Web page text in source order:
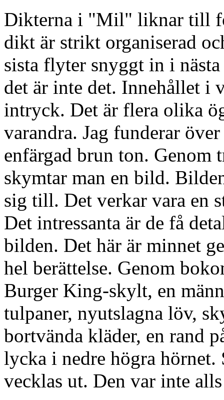
Dikterna i "Mil" liknar till
dikt är strikt organiserad
sista flyter snyggt in i
det är inte det. Innehållet i
intryck. Det är flera olika
varandra. Jag funderar
enfärgad brun ton. Genom
skymtar man en bild.
sig till. Det verkar vara en
Det intressanta är de få
bilden. Det här är minnet
hel berättelse. Genom
Burger King-skylt, en
tulpaner, nyutslagna löv,
bortvända kläder, en rand
lycka i nedre högra
vecklas ut. Den var inte